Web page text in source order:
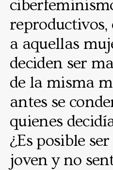
reproductivos,
a aquellas
deciden ser
de la misma
antes se
quienes
¿Es posible
joven y no